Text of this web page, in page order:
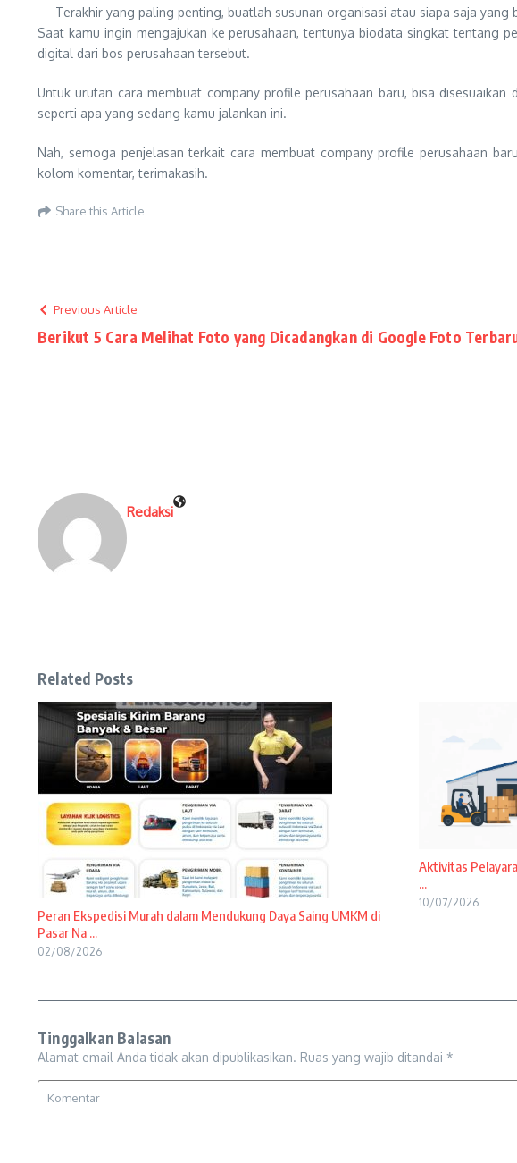
Terakhir yang paling penting, buatlah susunan organisasi atau siapa saja
Saat kamu ingin mengajukan ke perusahaan, tentunya biodata singkat tentang
digital dari bos perusahaan tersebut.
Untuk urutan cara membuat company profile perusahaan baru, bisa
seperti apa yang sedang kamu jalankan ini.
Nah, semoga penjelasan terkait cara membuat company profile perusahaan
kolom komentar, terimakasih.
Share this Article
Previous Article
Berikut 5 Cara Melihat Foto yang Dicadangkan di Google Foto
Redaksi
Related Posts
Peran Ekspedisi Murah dalam Mendukung Daya Saing UMKM di
Pasar Na ...
02/08/2026
Aktivitas
...
10/07/2026
Tinggalkan Balasan
Alamat email Anda tidak akan dipublikasikan. Ruas yang wajib ditandai *